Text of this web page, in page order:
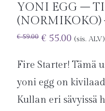
YONI EGG –
(NORMIKOKO)
€59.00 € 55.00 (sis. ALV)
Fire Starter! Tämä
yoni egg on
Kullan eri sävyissä